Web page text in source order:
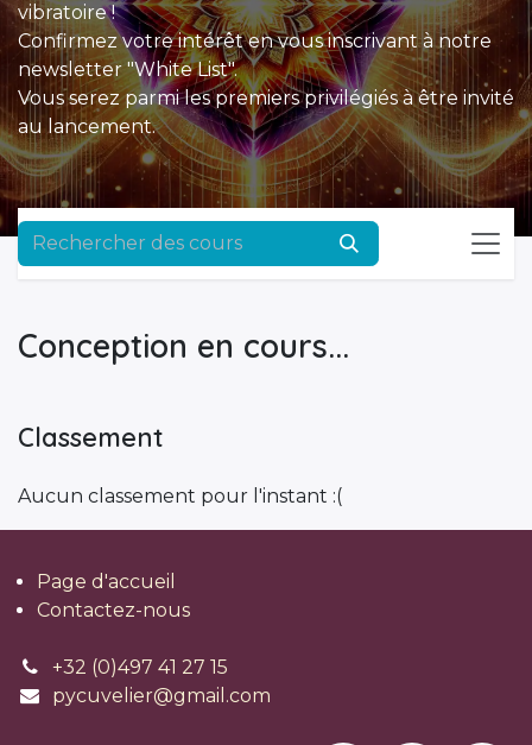
vibratoire !
Confirmez votre intérêt en vous inscrivant à notre
newsletter "White List".
Vous serez parmi les premiers privilégiés à être invité
au lancement.
Classement
Aucun classement pour l'instant :(
Conception en cours...
Page d'accueil
Contactez-nous
+32 (0)497 41 27 15
pycuvelier@gmail.com